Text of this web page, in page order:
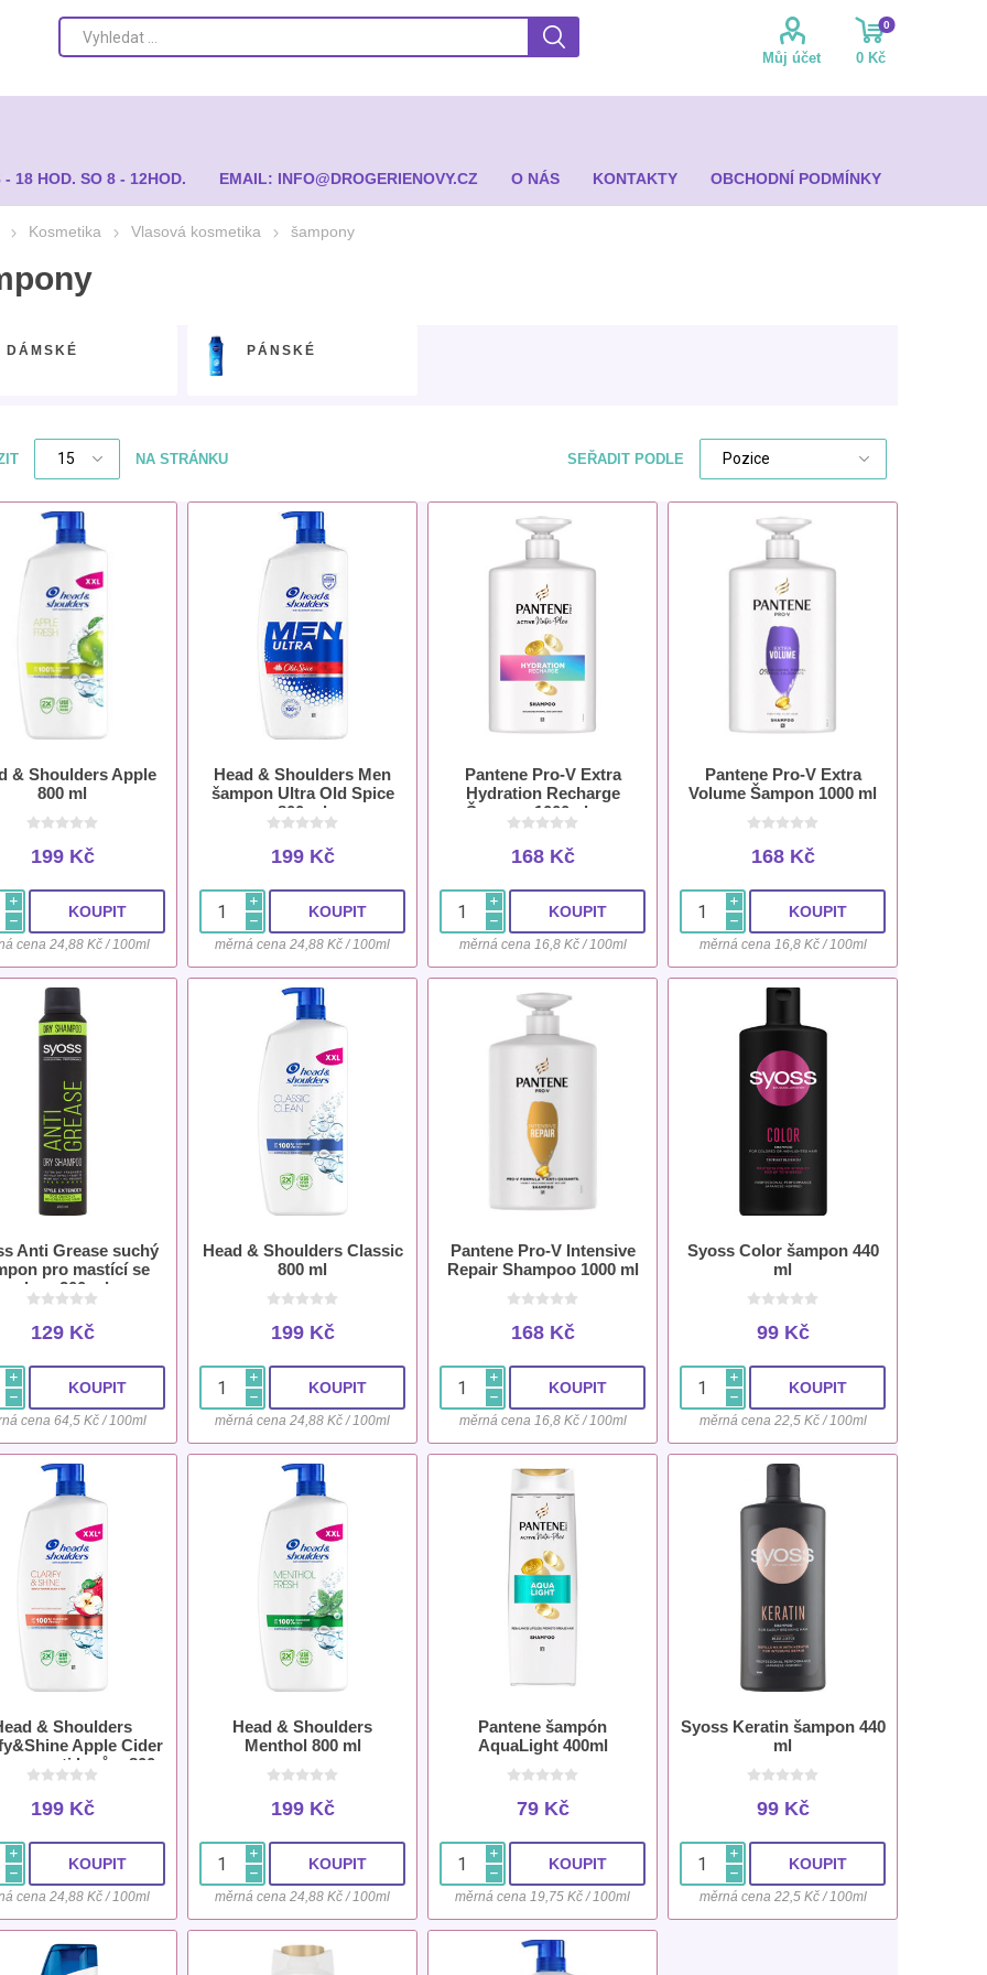
Můj účet
0
0 Kč
- 18 HOD. SO 8 - 12HOD. EMAIL: INFO@DROGERIENOVY.CZ O NÁS KONTAKTY OBCHODNÍ PODMÍNKY
Kosmetika Vlasová kosmetika šampony
DÁMSKÉ PÁNSKÉ
SEŘADIT PODLE
NA STRÁNKU
& Shoulders Apple
800 ml
199 Kč
i
h
cena 24,88 Kč / 100ml
Head & Shoulders Men
šampon Ultra Old Spice
800 ml
199 Kč
i
h
měrná cena 24,88 Kč / 100ml
Pantene Pro-V Extra
Hydration Recharge
Šampon 1000ml pro
Normální a Suché Vlasy
168 Kč
i
h
měrná cena 16,8 Kč / 100ml
Pantene Pro-V Extra
Volume Šampon 1000 ml
168 Kč
i
h
měrná cena 16,8 Kč / 100ml
Anti Grease suchý
pro mastící se
vlasy 200 ml
129 Kč
i
h
cena 64,5 Kč / 100ml
Head & Shoulders Classic
800 ml
199 Kč
i
h
měrná cena 24,88 Kč / 100ml
Pantene Pro-V Intensive
Repair Shampoo 1000 ml
168 Kč
i
h
měrná cena 16,8 Kč / 100ml
Syoss Color šampon 440
ml
99 Kč
i
h
měrná cena 22,5 Kč / 100ml
& Shoulders
Apple Cider
proti lupům 800
ml
199 Kč
i
h
cena 24,88 Kč / 100ml
Head & Shoulders
Menthol 800 ml
199 Kč
i
h
měrná cena 24,88 Kč / 100ml
Pantene šampón
AquaLight 400ml
79 Kč
i
h
měrná cena 19,75 Kč / 100ml
Syoss Keratin šampon 440
ml
99 Kč
i
h
měrná cena 22,5 Kč / 100ml